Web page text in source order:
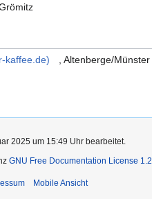
Grömitz
kaffee.de)
, Altenberge/Münster
2025 um 15:49 Uhr bearbeitet.
GNU Free Documentation License 1.2
Mobile Ansicht